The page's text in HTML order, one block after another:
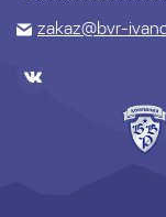
zakaz@bvr-